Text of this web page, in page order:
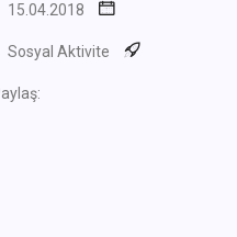
15.04.2018
Sosyal Aktivite